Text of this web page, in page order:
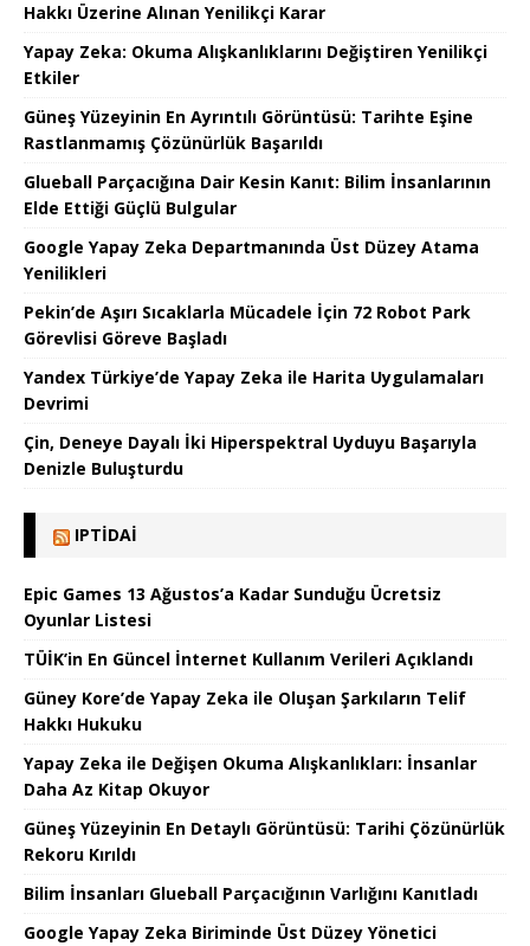
Hakkı Üzerine Alınan Yenilikçi Karar
Yapay Zeka: Okuma Alışkanlıklarını Değiştiren Yenilikçi
Etkiler
Güneş Yüzeyinin En Ayrıntılı Görüntüsü: Tarihte Eşine
Rastlanmamış Çözünürlük Başarıldı
Glueball Parçacığına Dair Kesin Kanıt: Bilim İnsanlarının
Elde Ettiği Güçlü Bulgular
Google Yapay Zeka Departmanında Üst Düzey Atama
Yenilikleri
Pekin’de Aşırı Sıcaklarla Mücadele İçin 72 Robot Park
Görevlisi Göreve Başladı
Yandex Türkiye’de Yapay Zeka ile Harita Uygulamaları
Devrimi
Çin, Deneye Dayalı İki Hiperspektral Uyduyu Başarıyla
Denizle Buluşturdu
IPTIDAI
Epic Games 13 Ağustos’a Kadar Sunduğu Ücretsiz
Oyunlar Listesi
TÜİK’in En Güncel İnternet Kullanım Verileri Açıklandı
Güney Kore’de Yapay Zeka ile Oluşan Şarkıların Telif
Hakkı Hukuku
Yapay Zeka ile Değişen Okuma Alışkanlıkları: İnsanlar
Daha Az Kitap Okuyor
Güneş Yüzeyinin En Detaylı Görüntüsü: Tarihi Çözünürlük
Rekoru Kırıldı
Bilim İnsanları Glueball Parçacığının Varlığını Kanıtladı
Google Yapay Zeka Biriminde Üst Düzey Yönetici